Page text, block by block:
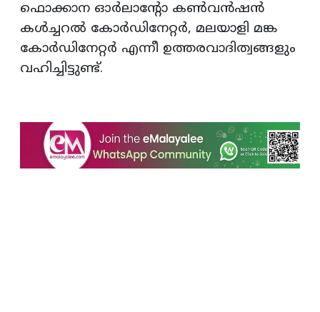
ഫൊക്കാന ഓര്‍ലാന്റോ കണ്‍വന്‍ഷന്‍
കള്‍ച്ചറല്‍ കോര്‍ഡിനേറ്റര്‍, മലയാളി മങ്ക
കോര്‍ഡിനേറ്റര്‍ എന്നീ ഉത്തരവാദിത്വങ്ങളും
വഹിച്ചിട്ടുണ്ട്.